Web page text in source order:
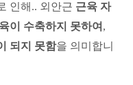
인해.. 외안근 근육 자
이 수축하지 못하여 ,
되지 못함을 의미합니